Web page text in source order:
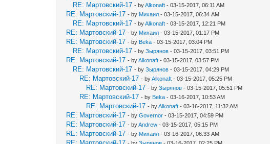
RE: Мартовский-17 - byAlkonaft - 03-15-2017, 06:11 AM
RE: Мартовский-17 - by Михаил - 03-15-2017, 06:34 AM
RE: Мартовский-17 - byAlkonaft - 03-15-2017, 12:21 PM
RE: Мартовский-17 - by Михаил - 03-15-2017, 01:17 PM
RE: Мартовский-17 - by Beka - 03-15-2017, 03:04 PM
RE: Мартовский-17 - byЗырянов - 03-15-2017, 03:51 PM
RE: Мартовский-17 - byAlkonaft - 03-15-2017, 03:57 PM
RE: Мартовский-17 - byЗырянов - 03-15-2017, 04:29 PM
RE: Мартовский-17 - byAlkonaft - 03-15-2017, 05:25 PM
RE: Мартовский-17 - byЗырянов - 03-15-2017, 05:51 PM
RE: Мартовский-17 - by Beka - 03-16-2017, 10:53 AM
RE: Мартовский-17 - byAlkonaft - 03-16-2017, 11:32 AM
RE: Мартовский-17 - byGovernor - 03-15-2017, 04:59 PM
RE: Мартовский-17 - byAndrew - 03-15-2017, 05:15 PM
RE: Мартовский-17 - by Михаил - 03-16-2017, 06:33 AM